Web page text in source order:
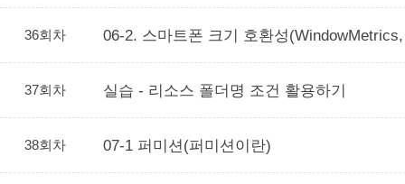
36회차 06-2. 스마트폰 크기 호환성
37회차 실습 - 리소스 폴더명 조건 활용하기
38회차 07-1 퍼미션(퍼미션이란)